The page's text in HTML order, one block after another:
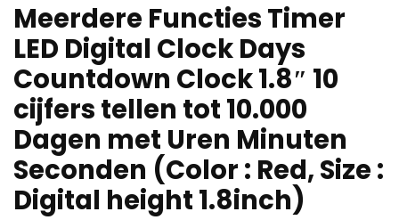
Meerdere Functies Timer
LED Digital Clock Days
Countdown Clock 1.8″ 10
cijfers tellen tot 10.000
Dagen met Uren Minuten
Seconden (Color : Red, Size :
Digital height 1.8inch)